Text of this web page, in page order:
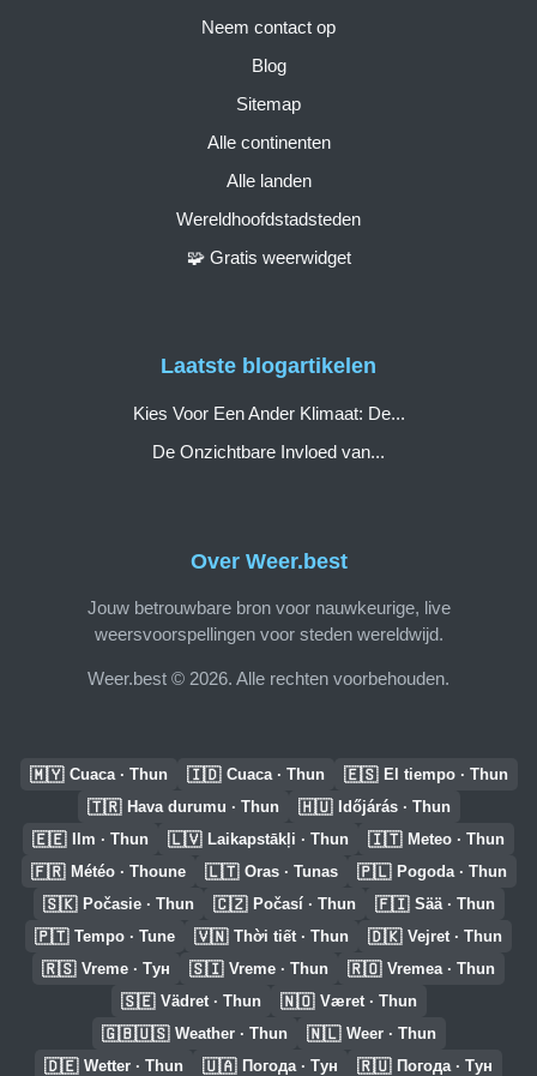
Over Weer.best
Jouw betrouwbare bron voor nauwkeurige, live
weersvoorspellingen voor steden wereldwijd.
Weer.best © 2026. Alle rechten voorbehouden.
Neem contact op
Blog
Sitemap
Alle continenten
Alle landen
Wereldhoofdstadsteden
🧩 Gratis weerwidget
Laatste blogartikelen
Kies Voor Een Ander Klimaat: De...
De Onzichtbare Invloed van...
🇲🇾 Cuaca · Thun 🇮🇩 Cuaca · Thun 🇪🇸 El tiempo · Thun
🇹🇷 Hava durumu · Thun 🇭🇺 Időjárás · Thun
🇪🇪 Ilm · Thun 🇱🇻 Laikapstākļi · Thun 🇮🇹 Meteo · Thun
🇫🇷 Météo · Thoune 🇱🇹 Oras · Tunas 🇵🇱 Pogoda · Thun
🇸🇰 Počasie · Thun 🇨🇿 Počasí · Thun 🇫🇮 Sää · Thun
🇵🇹 Tempo · Tune 🇻🇳 Thời tiết · Thun 🇩🇰 Vejret · Thun
🇷🇸 Vreme · Тун 🇸🇮 Vreme · Thun 🇷🇴 Vremea · Thun
🇸🇪 Vädret · Thun 🇳🇴 Været · Thun
🇬🇧🇺🇸 Weather · Thun 🇳🇱 Weer · Thun
🇩🇪 Wetter · Thun 🇺🇦 Погода · Тун 🇷🇺 Погода · Тун